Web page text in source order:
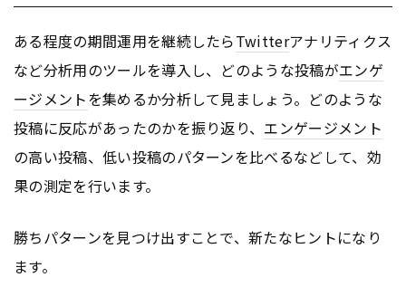
ある程度の期間運用を継続したらTwitterアナリティクス
など分析用のツールを導入し、どのような投稿がエンゲ
ージメントを集めるか分析して見ましょう。どのような
投稿に反応があったのかを振り返り、 エンゲージメント
の高い投稿、低い投稿のパターンを比べるなどして、効
果の測定を行います。
勝ちパターンを見つけ出すことで、新たなヒントになり
ます。